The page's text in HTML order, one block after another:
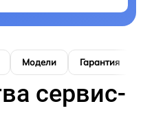
Модели Гарантия
сервис-